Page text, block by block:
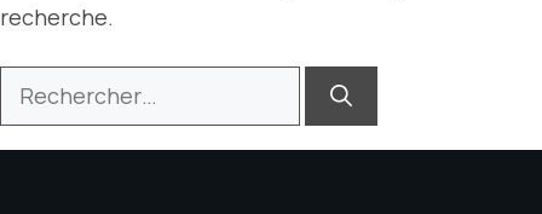
recherche.
Rechercher :